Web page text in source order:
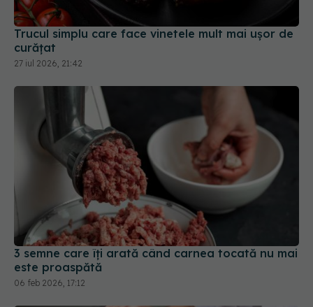
Trucul simplu care face vinetele mult mai ușor de
curățat
27 iul 2026, 21:42
3 semne care îți arată când carnea tocată nu mai
este proaspătă
06 feb 2026, 17:12